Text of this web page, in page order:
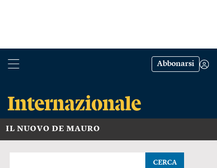
Abbonarsi
IL NUOVO DE MAURO
CERCA